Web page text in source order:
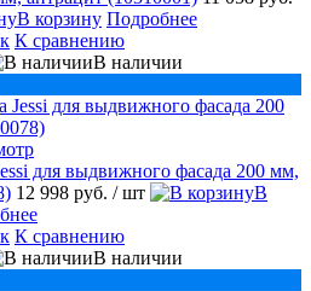
В корзину Подробнее
К сравнению
В наличии
для выдвижного фасада 200 мм,
12 998 руб. / шт
В
К сравнению
В наличии